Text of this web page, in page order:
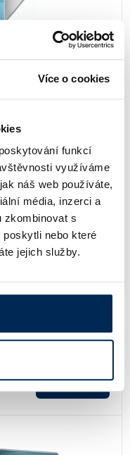
Více o cookies
funkcí
využíváme
náš web používáte,
média, inzerci a
zkombinovat s
nebo které
jejich služby.
podrobnosti
SC.
24x 1,5/2,0 ml.